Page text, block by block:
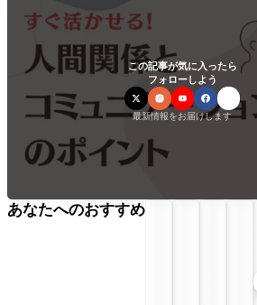
この記事が気に入ったら
フォローしよう
最新情報をお届けします
あなたへのおすすめ